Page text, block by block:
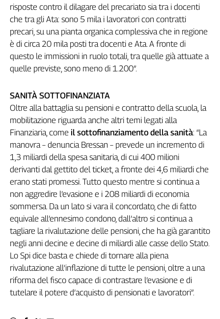
tv
in
Progress
L'Italia
nel
Abruzzo-
Molise
Alto
Basilicata
Campania
Emilia-
Romagna
Friuli
Venezia
Giulia
Lazio
Liguria
Lombardia
Marche
risposte contro il dilagare del precariato sia tra i docenti
che tra gli Ata: sono 5 mila i lavoratori con contratti
precari, su una pianta organica complessiva che in regione
è di circa 20 mila posti tra docenti e Ata. A fronte di
questo le immissioni in ruolo totali, tra quelle già attuate a
quelle previste, sono meno di 1.200”.
SANITÀ SOTTOFINANZIATA
Oltre alla battaglia su pensioni e contratto della scuola, la
mobilitazione riguarda anche altri temi legati alla
Finanziaria, come il sottofinanziamento della sanità: “La
manovra – denuncia Bressan – prevede un incremento di
1,3 miliardi della spesa sanitaria, di cui 400 milioni
derivanti dal gettito del ticket, a fronte dei 4,6 miliardi che
erano stati promessi. Tutto questo mentre si continua a
non aggredire l’evasione e i 208 miliardi di economia
sommersa. Da un lato si vara il concordato, che di fatto
equivale all’ennesimo condono, dall’altro si continua a
tagliare la rivalutazione delle pensioni, che ha già garantito
negli anni decine e decine di miliardi alle casse dello Stato.
Lo Spi dice basta e chiede di tornare alla piena
rivalutazione all’inflazione di tutte le pensioni, oltre a una
riforma del fisco capace di contrastare l’evasione e di
tutelare il potere d’acquisto di pensionati e lavoratori”.